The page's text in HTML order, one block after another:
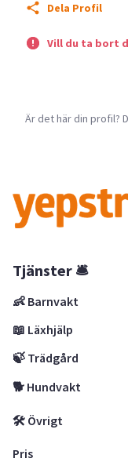
Dela Profil
Vill du ta bort
Är det här din profil?
Tjänster 🛎
👶 Barnvakt
📖 Läxhjälp
🍃 Trädgård
🐕 Hundvakt
🛠 Övrigt
Pris